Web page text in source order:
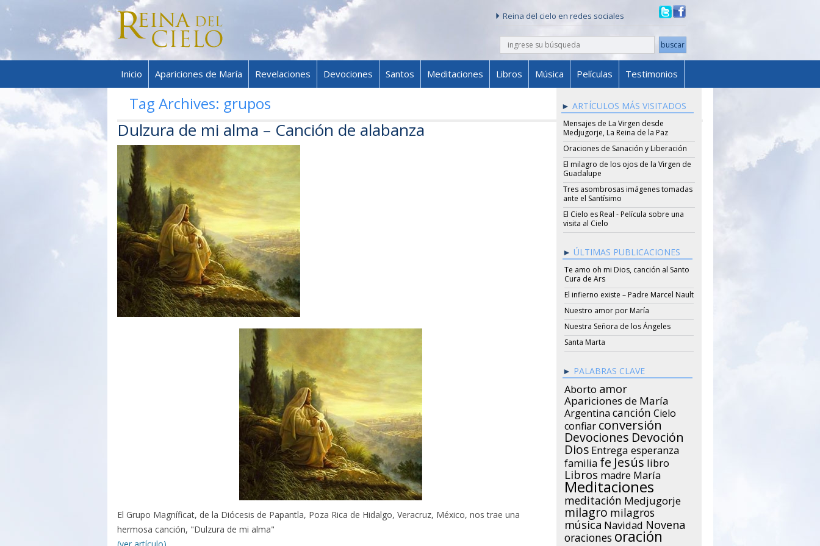
Reina del cielo en redes sociales
buscar
Skip to content
Inicio Apariciones de María Revelaciones Devociones Santos Meditaciones Libros Música Películas Testimonios
Tag Archives: grupos
Dulzura de mi alma – Canción de alabanza
El Grupo Magníficat, de la Diócesis de Papantla, Poza Rica de Hidalgo, Veracruz, México, nos trae una
hermosa canción, "Dulzura de mi alma"
ARTÍCULOS MÁS VISITADOS
Mensajes de La Virgen desde
Medjugorje, La Reina de la Paz
Oraciones de Sanación y Liberación
El milagro de los ojos de la Virgen de
Guadalupe
Tres asombrosas imágenes tomadas
ante el Santísimo
El Cielo es Real - Película sobre una
visita al Cielo
ÚLTIMAS PUBLICACIONES
Te amo oh mi Dios, canción al Santo
Cura de Ars
El infierno existe – Padre Marcel Nault
Nuestro amor por María
Nuestra Señora de los Ángeles
Santa Marta
PALABRAS CLAVE
Aborto amor
Apariciones de María
Argentina canción Cielo
confiar conversión
Devociones Devoción
Dios Entrega esperanza
familia fe Jesús libro
Libros madre María
Meditaciones
meditación Medjugorje
milagro milagros
música Navidad Novena
oraciones oración